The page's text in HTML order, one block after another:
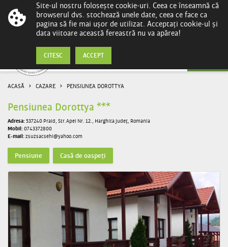
Cazare
ACASĂ CAZARE PENSIUNEA DOROTTYA
Pensiunea Dorottya ***
Adresa:537240 Praid, Str.Apei Nr. 12., Harghita județ, Romania
Mobil:0743372800
E-mail:zsuzsacsehi@yahoo.com
Pensiune Casă de oaspeți
Site-ul nostru folosește cookie-uri. Ceea ce înseamnă că
browserul dvs. stochează unele date, ceea ce face ca
pagina să fie mai ușor de utilizat. Acceptați cookie-ul și
data viitoare această fereastră nu va apărea!
CITESC ACCEPT